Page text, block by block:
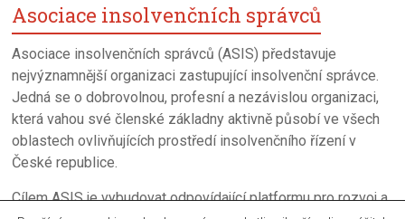
Asociace insolvenčních správců
Asociace insolvenčních správců (ASIS) představuje
nejvýznamnější organizaci zastupující insolvenční správce.
Jedná se o dobrovolnou, profesní a nezávislou organizaci,
která vahou své členské základny aktivně působí ve všech
oblastech ovlivňujících prostředí insolvenčního řízení v
České republice.
Cílem ASIS je vybudovat odpovídající platformu pro rozvoj a